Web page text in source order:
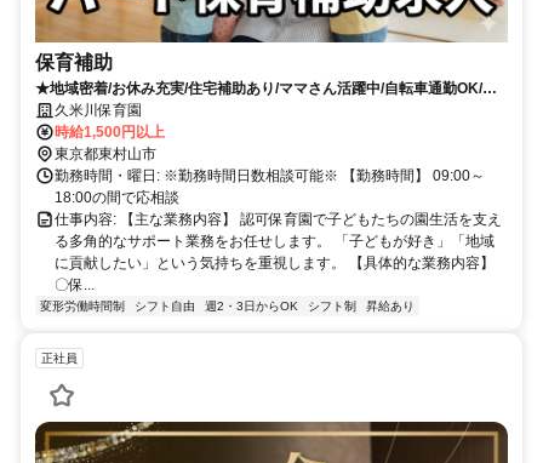
保育補助
★地域密着/お休み充実/住宅補助あり/ママさん活躍中/自転車通勤OK/昇
給賞与あり
久米川保育園
時給1,500円以上
東京都東村山市
勤務時間・曜日: ※勤務時間日数相談可能※ 【勤務時間】 09:00～
18:00の間で応相談
仕事内容: 【主な業務内容】 認可保育園で子どもたちの園生活を支え
る多角的なサポート業務をお任せします。 「子どもが好き」「地域
に貢献したい」という気持ちを重視します。 【具体的な業務内容】
〇保...
変形労働時間制 シフト自由 週2・3日からOK シフト制 昇給あり
正社員